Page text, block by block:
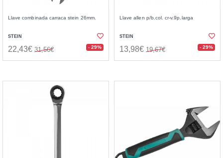
Llave combinada carraca stein 26mm.
STEIN
22,43€ 31,56€ - 29%
Llave allen p/b.col. cr-v.9p.larga
STEIN
13,98€ 19,67€ - 29%